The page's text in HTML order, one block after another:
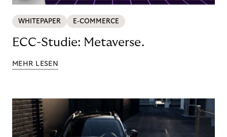
WHITEPAPER E-COMMERCE
ECC-Studie: Metaverse.
MEHR LESEN